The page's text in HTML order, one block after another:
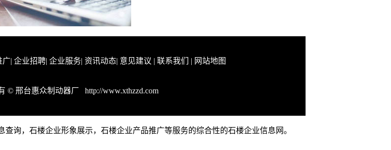
广| 企业招聘| 企业服务| 资讯动态| 意见建议 | 联系我们 | 网站地图
© 邢台惠众制动器厂 http://www.xthzzd.com
查询，石楼企业形象展示，石楼企业产品推广等服务的综合性的石楼企业信息网。